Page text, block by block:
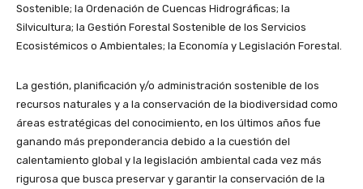
Sostenible; la Ordenación de Cuencas Hidrográficas; la
Silvicultura; la Gestión Forestal Sostenible de los Servicios
Ecosistémicos o Ambientales; la Economía y Legislación Forestal.
La gestión, planificación y/o administración sostenible de los
recursos naturales y a la conservación de la biodiversidad como
áreas estratégicas del conocimiento, en los últimos años fue
ganando más preponderancia debido a la cuestión del
calentamiento global y la legislación ambiental cada vez más
rigurosa que busca preservar y garantir la conservación de la